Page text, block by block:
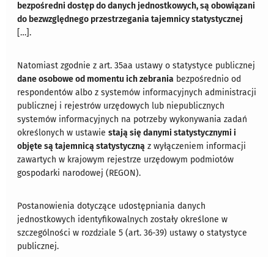
bezpośredni dostęp do danych jednostkowych, są obowiązani
do bezwzględnego przestrzegania tajemnicy statystycznej
[…].
Natomiast zgodnie z art. 35aa ustawy o statystyce publicznej
dane osobowe od momentu ich zebrania bezpośrednio od
respondentów albo z systemów informacyjnych administracji
publicznej i rejestrów urzędowych lub niepublicznych
systemów informacyjnych na potrzeby wykonywania zadań
określonych w ustawiestają się danymi statystycznymi i
objęte są tajemnicą statystyczną z wyłączeniem informacji
zawartych w krajowym rejestrze urzędowym podmiotów
gospodarki narodowej (REGON).
Postanowienia dotyczące udostępniania danych
jednostkowych identyfikowalnych zostały określone w
szczególności w rozdziale 5 (art. 36-39) ustawy o statystyce
publicznej.